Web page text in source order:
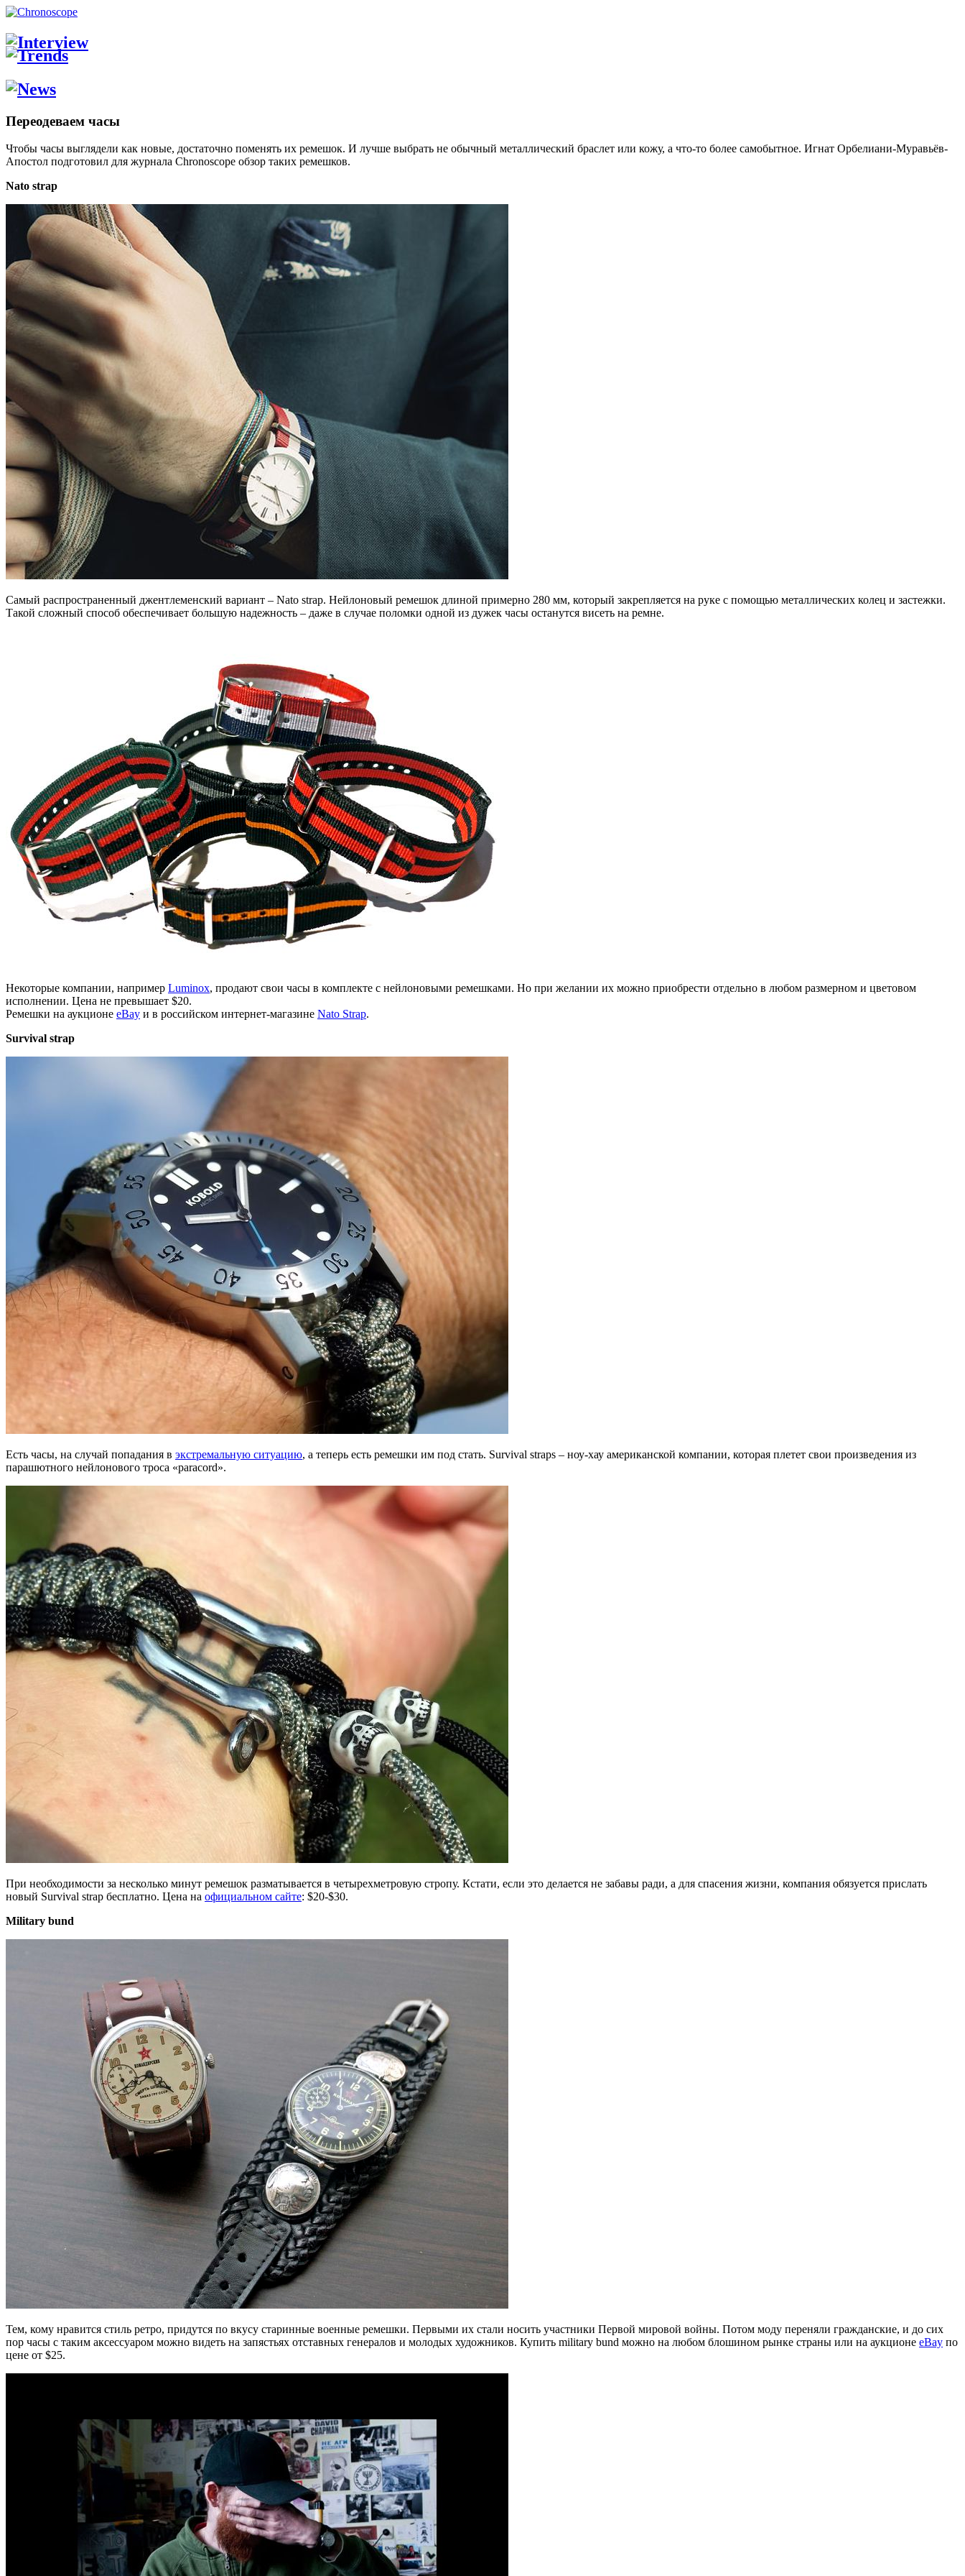
Переодеваем часы
Чтобы часы выглядели как новые, достаточно поменять их ремешок. И лучше выбрать не обычный металлический браслет или кожу, а что-то более самобытное. Игнат Орбелиани-Муравьёв-
Апостол подготовил для журнала Chronoscope обзор таких ремешков.
Nato strap
Самый распространенный джентлеменский вариант – Nato strap. Нейлоновый ремешок длиной примерно 280 мм, который закрепляется на руке с помощью металлических колец и застежки.
Такой сложный способ обеспечивает большую надежность – даже в случае поломки одной из дужек часы останутся висеть на ремне.
Некоторые компании, например Luminox, продают свои часы в комплекте с нейлоновыми ремешками. Но при желании их можно приобрести отдельно в любом размерном и цветовом
исполнении. Цена не превышает $20.
Ремешки на аукционе eBay и в российском интернет-магазине Nato Strap.
Survival strap
Есть часы, на случай попадания в экстремальную ситуацию, а теперь есть ремешки им под стать. Survival straps – ноу-хау американской компании, которая плетет свои произведения из
парашютного нейлонового троса «paracord».
При необходимости за несколько минут ремешок разматывается в четырехметровую стропу. Кстати, если это делается не забавы ради, а для спасения жизни, компания обязуется прислать
новый Survival strap бесплатно. Цена на официальном сайте: $20-$30.
Military bund
Тем, кому нравится стиль ретро, придутся по вкусу старинные военные ремешки. Первыми их стали носить участники Первой мировой войны. Потом моду переняли гражданские, и до сих
пор часы с таким аксессуаром можно видеть на запястьях отставных генералов и молодых художников. Купить military bund можно на любом блошином рынке страны или на аукционе eBay по
цене от $25.